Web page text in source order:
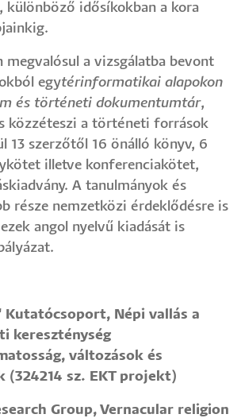
különböző idősíkokban a kora
megvalósul a vizsgálatba bevont
egytérinformatikai alapokon
és történeti dokumentumtár,
közzéteszi a történeti források
13 szerzőtől 16 önálló könyv, 6
illetve konferenciakötet,
A tanulmányok és
része nemzetközi érdeklődésre is
angol nyelvű kiadását is
Kutatócsoport, Népi vallás a
kereszténység
változások és
(324214 sz. EKT projekt)
Group, Vernacular religion